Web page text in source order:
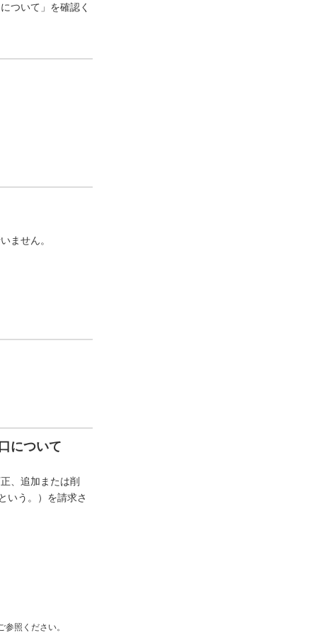
ついて」を確認く
ません。
について
、追加または削
いう。）を請求さ
照ください。